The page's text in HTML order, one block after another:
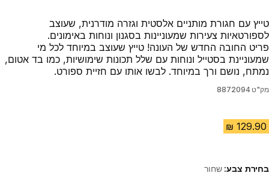
טייץ עם חגורת מותניים אלסטית וגזרה מודרנית, שעוצב
לספורטאיות צעירות שמעוניינות בסגנון ונוחות באימונים.
פריט החובה החדש של העונה! טייץ שעוצב במיוחד לכל מי
שמעוניינת בסטייל ונוחות עם שלל תכונות שימושיות, כמו בד אטום,
נמתח, נושם ורך במיוחד. לבשו אותו עם חזיית ספורט.
מק"ט 8872094
בחירת צבע:שחור